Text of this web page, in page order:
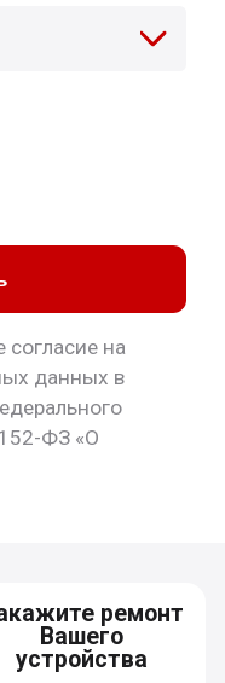
на
данных в
ФЗ «О
ремонт
Вашего
устройства